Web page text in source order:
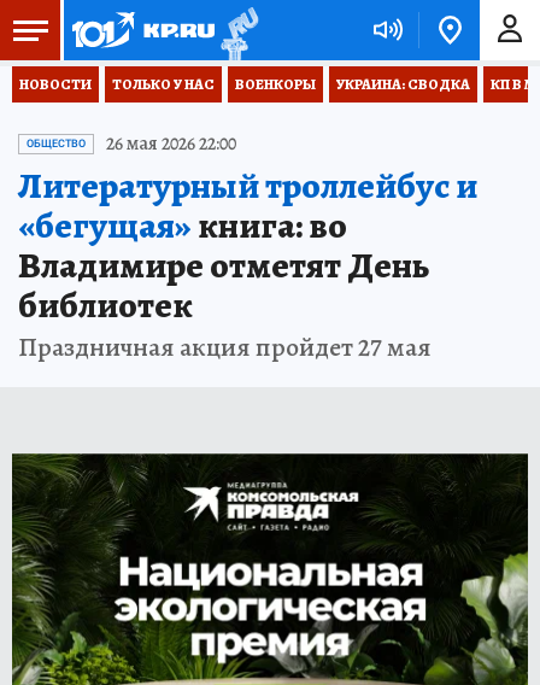
НОВОСТИ ТОЛЬКО У НАС ВОЕНКОРЫ УКРАИНА: СВОДКА КП В
ОБЩЕСТВО 26 мая 2026 22:00
Литературный троллейбус и
«бегущая»книга: во
Владимире отметят День
библиотек
Праздничная акция пройдет 27 мая